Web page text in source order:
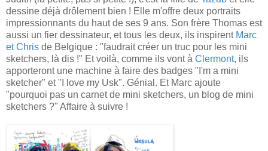
dessine déjà drôlement bien ! Elle m'offre deux portraits
impressionnants du haut de ses 9 ans. Son frère Thomas est
aussi un fier dessinateur, et tous les deux, ils inspirent Marc
et Chris de Belgique : "faudrait créer un truc pour les mini
sketchers, là dis !" Et voilà, comme ils vont à Clermont, ils
apporteront une machine à faire des badges "I'm a mini
sketcher" et "I love my Usk". Génial. Et Marc ajoute
"pourquoi pas un carnet de mini sketchers, un blog de mini
sketchers ?" Affaire à suivre !